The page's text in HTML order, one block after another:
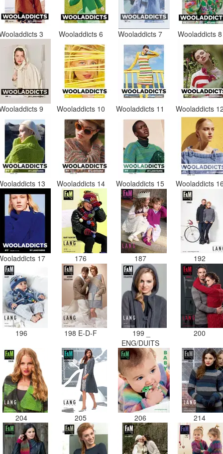
3 Wooladdicts 6 Wooladdicts 7 Wooladdicts
9 Wooladdicts 10 Wooladdicts 11 Wooladdicts
13 Wooladdicts 14 Wooladdicts 15 Wooladdicts
17 176 187 192
196 198 E-D-F
199 _
ENG/DUITS
200
204 205 206 214